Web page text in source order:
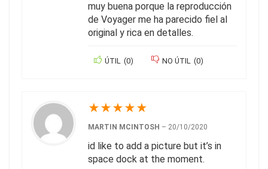
muy buena porque la reproducción
de Voyager me ha parecido fiel al
original y rica en detalles.
ÚTIL (0) NO ÚTIL (0)
★★★★★
MARTIN MCINTOSH – 20/10/2020
id like to add a picture but it’s in
space dock at the moment.